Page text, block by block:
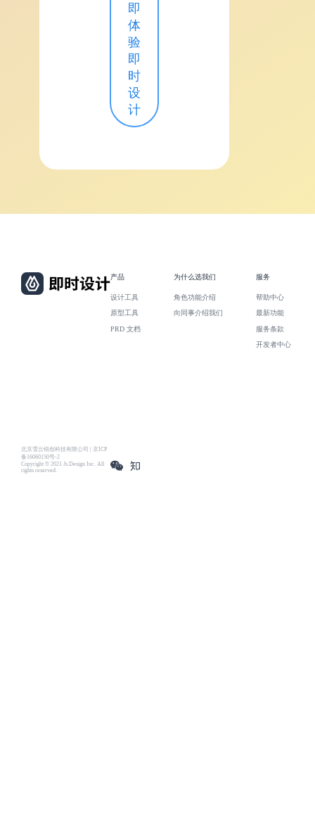
即
体
验
即
时
设
计
北京雪云锐创科技有限公司 | 京ICP
备16060150号-2
Copyright © 2021 Js.Design Inc. All
rights reserved.
产品
设计工具
原型工具
PRD 文档
为什么选我们
角色功能介绍
向同事介绍我们
服务
帮助中心
最新功能
服务条款
开发者中心